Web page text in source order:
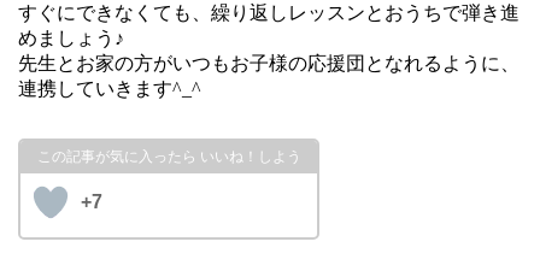
すぐにできなくても、繰り返しレッスンとおうちで弾き進
めましょう♪
先生とお家の方がいつもお子様の応援団となれるように、
連携していきます^_^
+7